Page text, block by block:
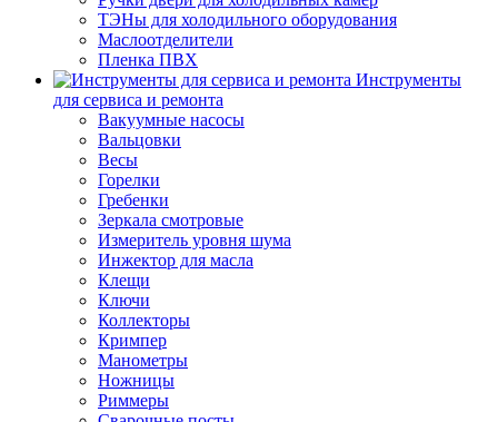
ТЭНы для холодильного оборудования
Маслоотделители
Пленка ПВХ
Инструменты
для сервиса и ремонта
Вакуумные насосы
Вальцовки
Весы
Горелки
Гребенки
Зеркала смотровые
Измеритель уровня шума
Инжектор для масла
Клещи
Ключи
Коллекторы
Кримпер
Манометры
Ножницы
Риммеры